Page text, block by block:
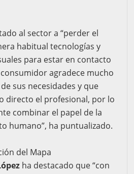
al sector a “perder el
habitual tecnologías y
para estar en contacto
agradece mucho
sus necesidades y que
directo el profesional, por lo
combinar el papel de la
humano”, ha puntualizado.
del Mapa
ha destacado que “con